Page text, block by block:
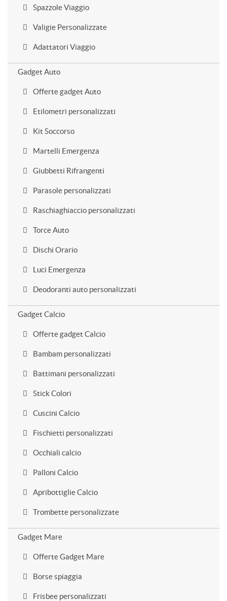
Spazzole Viaggio
Valigie Personalizzate
Adattatori Viaggio
Gadget Auto
Offerte gadget Auto
Etilometri personalizzati
Kit Soccorso
Martelli Emergenza
Giubbetti Rifrangenti
Parasole personalizzati
Raschiaghiaccio personalizzati
Torce Auto
Dischi Orario
Luci Emergenza
Deodoranti auto personalizzati
Gadget Calcio
Offerte gadget Calcio
Bambam personalizzati
Battimani personalizzati
Stick Colori
Cuscini Calcio
Fischietti personalizzati
Occhiali calcio
Palloni Calcio
Apribottiglie Calcio
Trombette personalizzate
Gadget Mare
Offerte Gadget Mare
Borse spiaggia
Frisbee personalizzati